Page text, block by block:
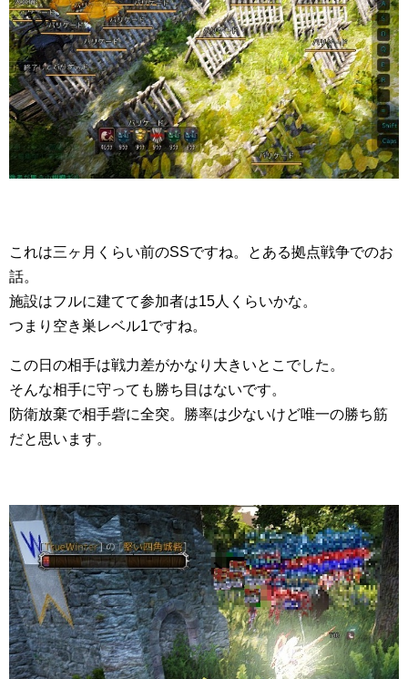
これは三ヶ月くらい前のSSですね。とある拠点戦争でのお
話。
施設はフルに建てて参加者は15人くらいかな。
つまり空き巣レベル1ですね。
この日の相手は戦力差がかなり大きいとこでした。
そんな相手に守っても勝ち目はないです。
防衛放棄で相手砦に全突。勝率は少ないけど唯一の勝ち筋
だと思います。